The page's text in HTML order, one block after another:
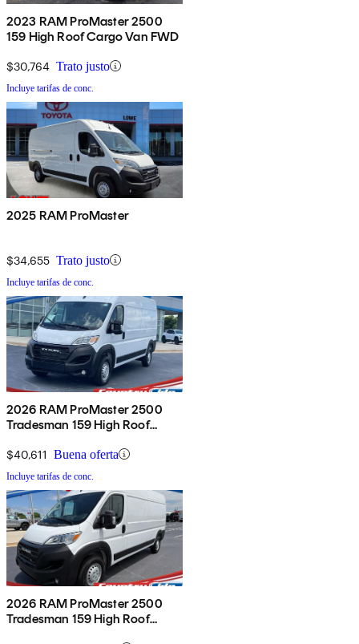
2023 RAM ProMaster 2500
159 High Roof Cargo Van FWD
$30,764 Trato justo
Incluye tarifas de conc.
2025 RAM ProMaster
$34,655 Trato justo
Incluye tarifas de conc.
2026 RAM ProMaster 2500
Tradesman 159 High Roof
$40,611 Buena oferta
Incluye tarifas de conc.
2026 RAM ProMaster 2500
Tradesman 159 High Roof